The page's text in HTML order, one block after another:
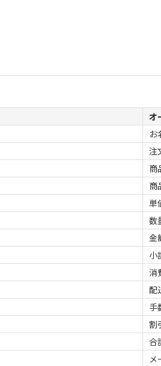
オ
お
注
商
商
単
数
金
小
消
配
手
割
合
メ